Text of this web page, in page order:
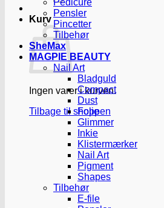
Kurv
Ingen varer i kurven.
Tilbage til shoppen
Pedicure
Pensler
Pincetter
Tilbehør
SheMax
MAGPIE BEAUTY
Nail Art
Bladguld
Compact
Dust
Folie
Glimmer
Inkie
Klistermærker
Nail Art
Pigment
Shapes
Tilbehør
E-file